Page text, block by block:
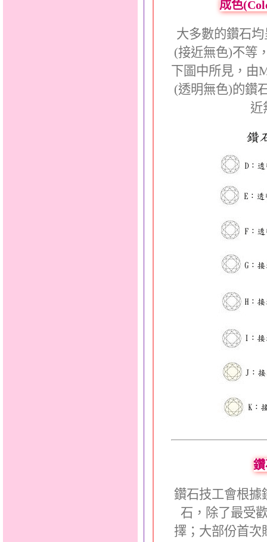
成色
大多數的鑽石
(接近無色)不等
下圖中所見，由
(透明無色)的鑽
近
鑽石技工會根據
石，除了最受
擇；大部份首次